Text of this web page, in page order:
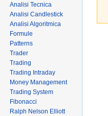
Analisi Tecnica
Analisi Candlestick
Analisi Algoritmica
Formule
Patterns
Trader
Trading
Trading Intraday
Money Management
Trading System
Fibonacci
Ralph Nelson Elliott